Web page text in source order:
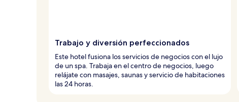
Trabajo y diversión perfeccionados
Este hotel fusiona los servicios de negocios con el lujo
de un spa. Trabaja en el centro de negocios, luego
relájate con masajes, saunas y servicio de habitaciones
las 24 horas.